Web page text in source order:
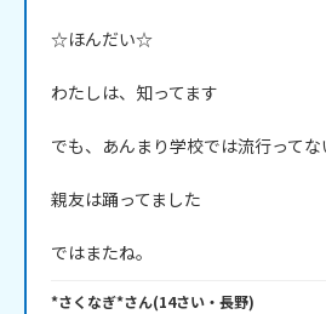
☆ほんだい☆
わたしは、知ってます
でも、あんまり学校では流行ってな
親友は踊ってました
ではまたね。
*さくなぎ*さん(14さい・ 長野)